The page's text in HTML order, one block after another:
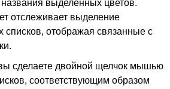
выделенных цветов.
отслеживает выделение
списков, отображая связанные с
сделаете двойной щелчок мышью
соответствующим образом